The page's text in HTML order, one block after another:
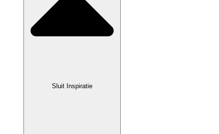
Sluit Inspiratie